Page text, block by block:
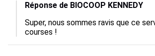
Réponse de BIOCOOP KENNEDY
Super, nous sommes ravis que ce
courses !